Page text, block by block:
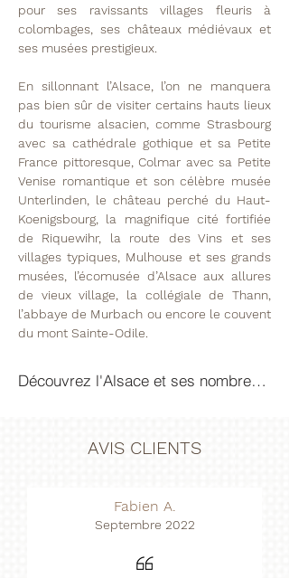
pour ses ravissants villages fleuris à
colombages, ses châteaux médiévaux et
ses musées prestigieux.
En sillonnant l’Alsace, l’on ne manquera
pas bien sûr de visiter certains hauts lieux
du tourisme alsacien, comme Strasbourg
avec sa cathédrale gothique et sa Petite
France pittoresque, Colmar avec sa Petite
Venise romantique et son célèbre musée
Unterlinden, le château perché du Haut-
Koenigsbourg, la magnifique cité fortifiée
de Riquewihr, la route des Vins et ses
villages typiques, Mulhouse et ses grands
musées, l’écomusée d’Alsace aux allures
de vieux village, la collégiale de Thann,
l’abbaye de Murbach ou encore le couvent
du mont Sainte-Odile.
Découvrez l'Alsace et ses nombreuses activités
AVIS CLIENTS
Fabien A.
Septembre 2022